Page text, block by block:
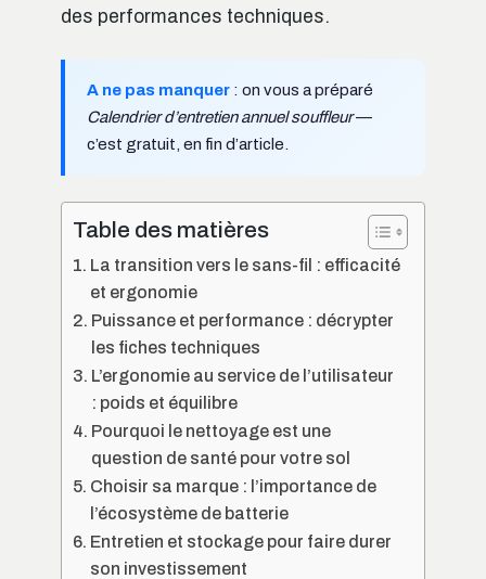
des performances techniques.
A ne pas manquer : on vous a préparé
Calendrier d’entretien annuel souffleur—
c’est gratuit, en fin d’article.
Table des matières
La transition vers le sans-fil : efficacité
et ergonomie
Puissance et performance : décrypter
les fiches techniques
L’ergonomie au service de l’utilisateur
: poids et équilibre
Pourquoi le nettoyage est une
question de santé pour votre sol
Choisir sa marque : l’importance de
l’écosystème de batterie
Entretien et stockage pour faire durer
son investissement